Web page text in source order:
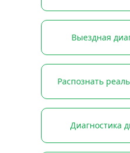
Выездная
Распознать
Диагностика